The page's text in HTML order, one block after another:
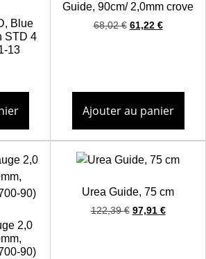
Blue
STD 4
13
Guide, 90cm/ 2,0mm crove
68,02€ 61,22 €
Ajouter au panier
2,0
90)
Urea Guide, 75 cm
122,39€ 97,91 €